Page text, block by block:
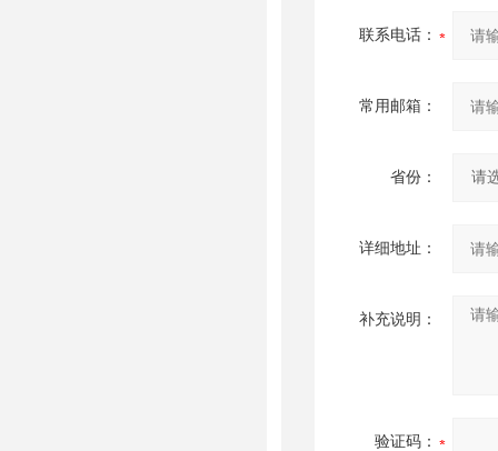
联系电话：
常用邮箱：
省份：
详细地址：
补充说明：
验证码：